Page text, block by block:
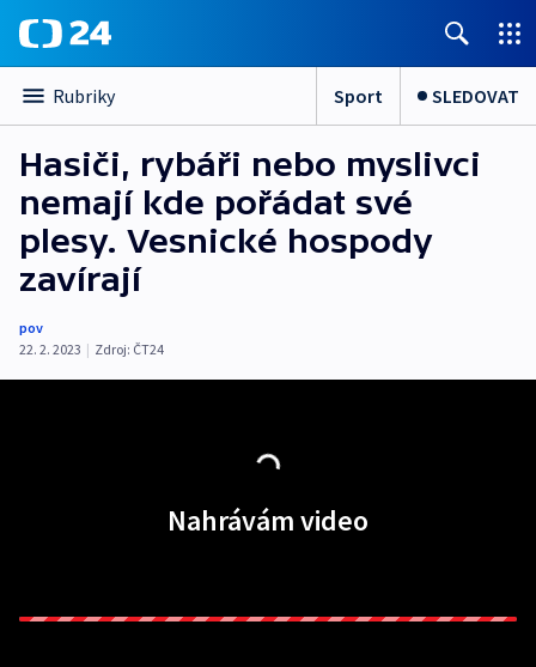
Rubriky Sport SLEDOVAT
Hasiči, rybáři nebo myslivci
nemají kde pořádat své
plesy. Vesnické hospody
zavírají
pov
22. 2. 2023 | Zdroj: ČT24
Nahrávám video